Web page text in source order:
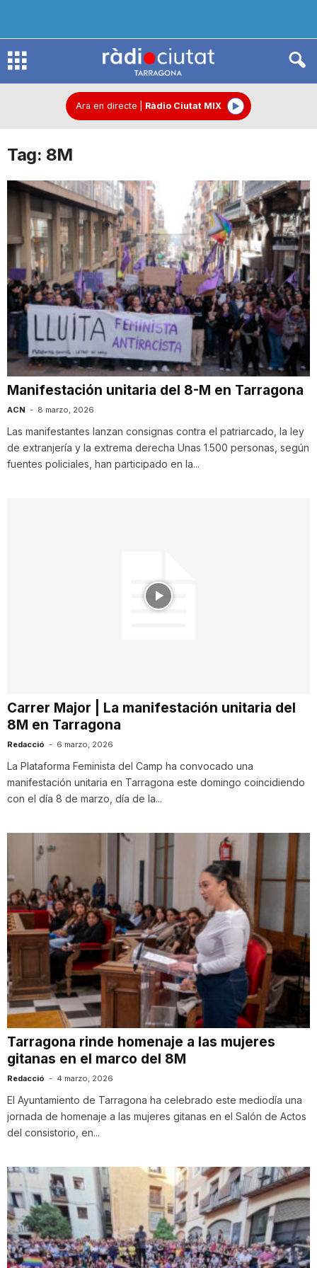
R
d
i
o
C
u
a
r
a
o
a
Ara en directe Ràdio Ciutat MIX
Tag: 8M
Manifestación unitaria del 8-M en Tarragona
ACN - 8 marzo, 2026
Las manifestantes lanzan consignas contra el patriarcado, la ley
de extranjería y la extrema derecha Unas 1.500 personas, según
fuentes policiales, han participado en la...
Carrer Major | La manifestación unitaria del
8M en Tarragona
Redacció - 6 marzo, 2026
La Plataforma Feminista del Camp ha convocado una
manifestación unitaria en Tarragona este domingo coincidiendo
con el día 8 de marzo, día de la...
Tarragona rinde homenaje a las mujeres
gitanas en el marco del 8M
Redacció - 4 marzo, 2026
El Ayuntamiento de Tarragona ha celebrado este mediodía una
jornada de homenaje a las mujeres gitanas en el Salón de Actos
del consistorio, en...